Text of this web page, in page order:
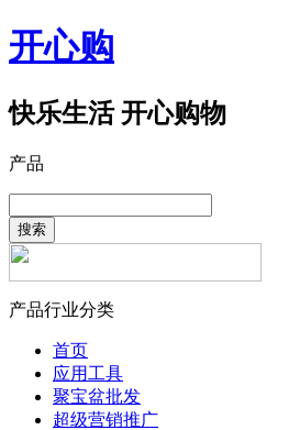
开心购
快乐生活 开心购物
产品
搜索
产品行业分类
首页
应用工具
聚宝盆批发
超级营销推广